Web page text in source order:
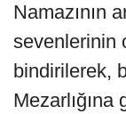
Namazının
sevenlerinin
bindirilerek,
Mezarlığına